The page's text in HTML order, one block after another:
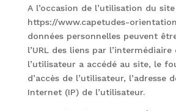
A l’occasion de l’utilisation du site
https://www.capetudes-
données personnelles peuvent
l’URL des liens par l’intermédiaire
l’utilisateur a accédé au site, le
d’accès de l’utilisateur, l’adresse
Internet (IP) de l’utilisateur.